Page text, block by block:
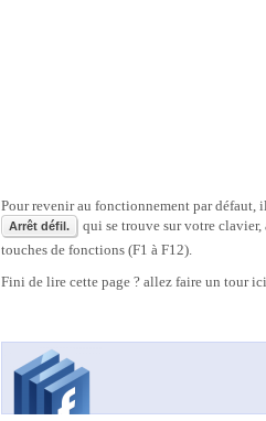
Pour revenir au fonctionnement par défaut,
Arrêt défil.
qui se trouve sur votre clavier,
touches de fonctions (F1 à F12).
Fini de lire cette page ? allez faire un tour